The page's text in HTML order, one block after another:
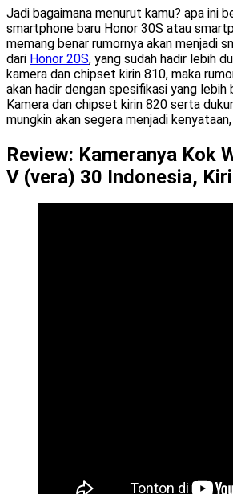
Jadi bagaimana menurut kamu? apa ini
smartphone baru Honor 30S atau
memang benar rumornya akan menjadi
dari Honor 20S, yang sudah hadir lebih
kamera dan chipset kirin 810, maka
akan hadir dengan spesifikasi yang lebih
Kamera dan chipset kirin 820 serta
mungkin akan segera menjadi
Review: Kameranya Kok
V (vera) 30 Indonesia,